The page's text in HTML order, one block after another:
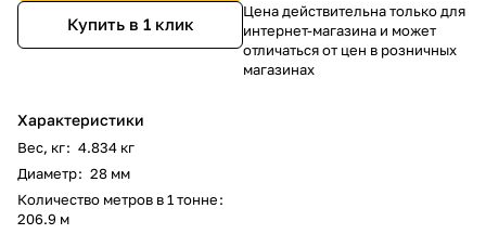
Купить в 1 клик
Характеристики
Вес, кг: 4.834 кг
Диаметр: 28 мм
Количество метров в 1 тонне:
206.9 м
Цена действительна только для
интернет-магазина и может
отличаться от цен в розничных
магазинах